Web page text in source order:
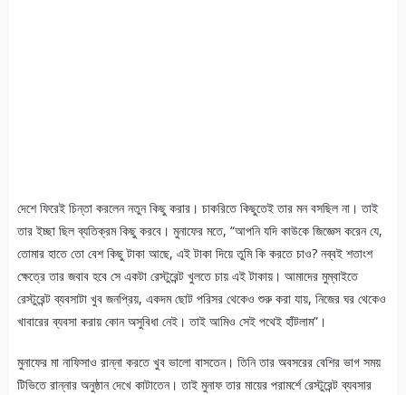
দেশে ফিরেই চিন্তা করলেন নতুন কিছু করার। চাকরিতে কিছুতেই তার মন বসছিল না। তাই
তার ইচ্ছা ছিল ব্যতিক্রম কিছু করবে। মুনাফের মতে, “আপনি যদি কাউকে জিজ্ঞেস করেন যে,
তোমার হাতে তো বেশ কিছু টাকা আছে, এই টাকা দিয়ে তুমি কি করতে চাও? নব্বই শতাংশ
ক্ষেত্রে তার জবাব হবে সে একটা রেস্টুরেন্ট খুলতে চায় এই টাকায়। আমাদের মুম্বাইতে
রেস্টুরেন্ট ব্যবসাটা খুব জনপ্রিয়, একদম ছোট পরিসর থেকেও শুরু করা যায়, নিজের ঘর থেকেও
খাবারের ব্যবসা করায় কোন অসুবিধা নেই। তাই আমিও সেই পথেই হাঁটলাম”।
মুনাফের মা নাফিসাও রান্না করতে খুব ভালো বাসতেন। তিনি তার অবসরের বেশির ভাগ সময়
টিভিতে রান্নার অনুষ্ঠান দেখে কাটাতেন। তাই মুনাফ তার মায়ের পরামর্শে রেস্টুরেন্ট ব্যবসার